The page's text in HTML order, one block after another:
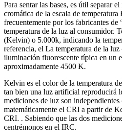
Para sentar las bases, es útil separar
cromática de la escala de
frecuentemente por los fabricantes de
temperatura de la luz al consumidor.
(Kelvin) o 5.000k, indicando la
referencia, el La temperatura de la
iluminación fluorescente típica en un
aproximadamente 4500 K.
Kelvin es el color de la temperatura
tan bien una luz artificial reproducirá
mediciones de luz son
matemáticamente el CRI a partir de
CRI. . Sabiendo que las dos
centrémonos en el IRC.